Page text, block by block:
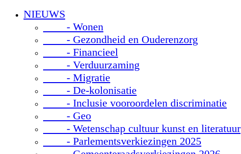
NIEUWS
- Wonen
- Gezondheid en Ouderenzorg
- Financieel
- Verduurzaming
- Migratie
- De-kolonisatie
- Inclusie vooroordelen discriminatie
- Geo
- Wetenschap cultuur kunst en literatuur
- Parlementsverkiezingen 2025